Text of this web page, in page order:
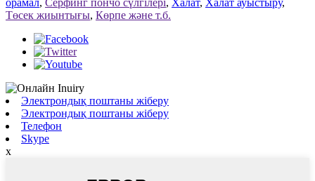
Төсек жиынтығы, Көрпе және т.б.
Электрондық поштаны жіберу
Электрондық поштаны жіберу
Телефон
Skype
x